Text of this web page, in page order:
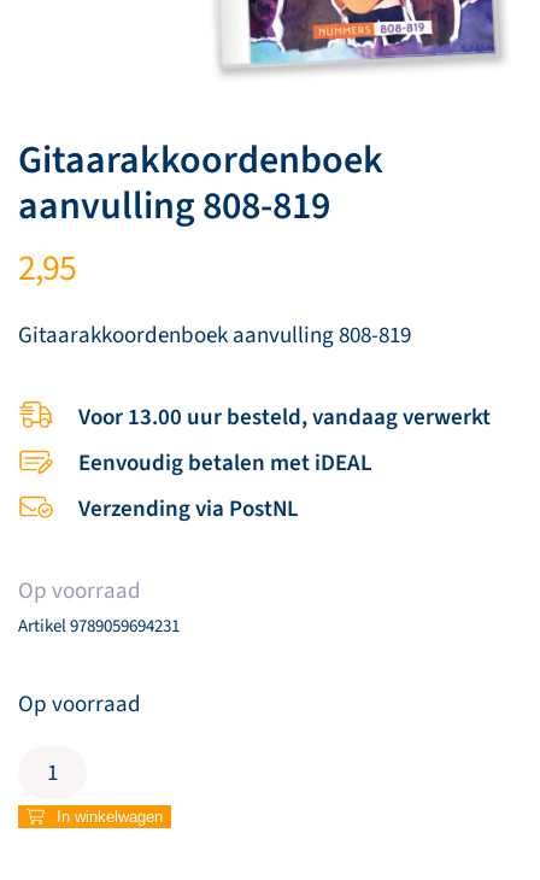
Gitaarakkoordenboek
aanvulling 808-819
2,95
Gitaarakkoordenboek aanvulling 808-819
Voor 13.00 uur besteld, vandaag verwerkt
Eenvoudig betalen met iDEAL
Verzending via PostNL
Op voorraad
Artikel9789059694231
Op voorraad
Gitaarakkoordenboek
aanvulling
808- In winkelwagen